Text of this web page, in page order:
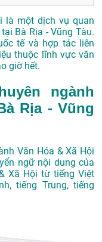
là một dịch vụ quan
Bà Rịa - Vũng Tàu.
tế và hợp tác liên
thuộc lĩnh vực văn
giờ hết.
ngành
Rịa - Vũng
Văn Hóa & Xã Hội
ngữ nội dung của
Xã Hội từ tiếng Việt
tiếng Trung, tiếng